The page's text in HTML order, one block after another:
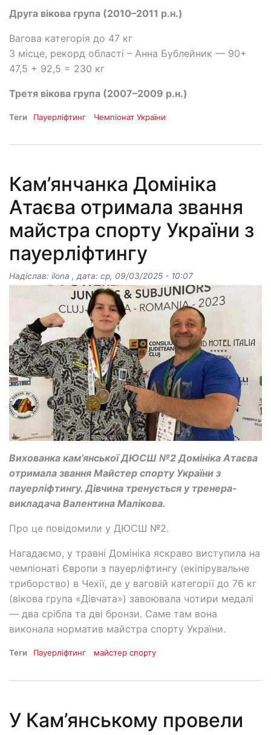
Друга вікова група (2010–2011 р.н.)
Вагова категорія до 47 кг
3 місце, рекорд області – Анна Бублейник — 90+
47,5 + 92,5 = 230 кг
Третя вікова група (2007–2009 р.н.)
Теги Пауерліфтинг Чемпіонат України
Кам’янчанка Домініка
Атаєва отримала звання
майстра спорту України з
пауерліфтингу
Надіслав: ilona , дата: ср, 09/03/2025 - 10:07
Вихованка кам’янської ДЮСШ №2 Домініка Атаєва
отримала звання Майстер спорту України з
пауерліфтингу. Дівчина тренується у тренера-
викладача Валентина Малікова.
Про це повідомили у ДЮСШ №2.
Нагадаємо, у травні Домініка яскраво виступила на
чемпіонаті Європи з пауерліфтингу (екіпірувальне
триборство) в Чехії, де у ваговій категорії до 76 кг
(вікова група «Дівчата») завоювала чотири медалі
— два срібла та дві бронзи. Саме там вона
виконала норматив майстра спорту України.
Теги Пауерліфтинг майстер спорту
У Кам’янському провели